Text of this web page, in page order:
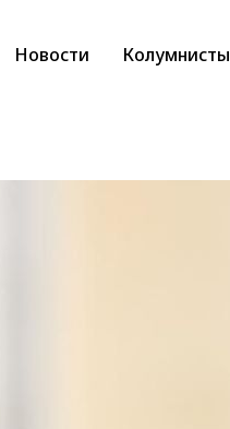
Новости Колумнисты